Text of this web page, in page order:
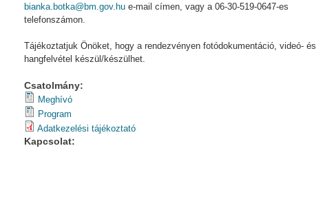
bianka.botka@bm.gov.hu e-mail címen, vagy a 06-30-519-0647-es
telefonszámon.
Tájékoztatjuk Önöket, hogy a rendezvényen fotódokumentáció, videó- és
hangfelvétel készül/készülhet.
Csatolmány:
Meghívó
Program
Adatkezelési tájékoztató
Kapcsolat: